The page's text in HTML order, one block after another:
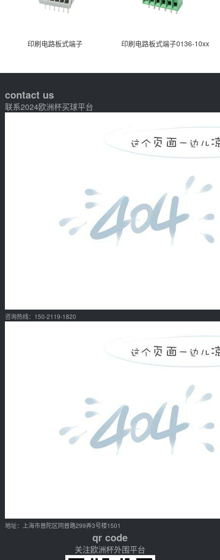
印刷电路板式端子 印刷电路板式端子0136-10xx
contact us
联系2024欧洲杯买球平台
咨询热线：150-2119-1820
地址：上海市普陀区同普路299弄3号楼1501
qr code
关注欧洲杯外围平台